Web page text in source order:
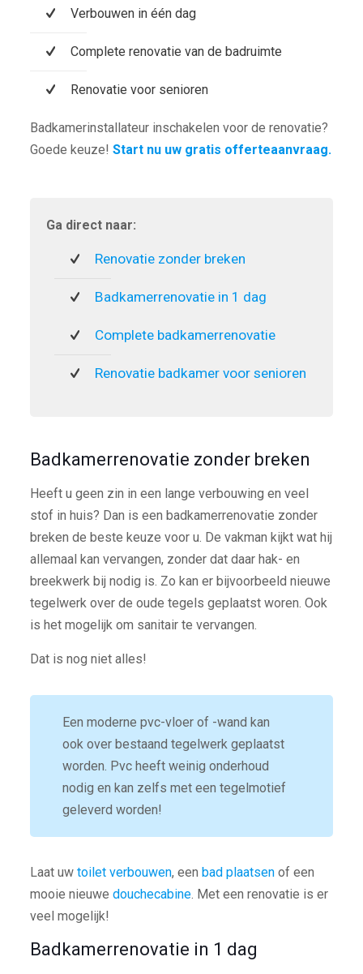
Verbouwen in één dag
Complete renovatie van de badruimte
Renovatie voor senioren
Badkamerinstallateur inschakelen voor de renovatie?
Goede keuze! Start nu uw gratis offerteaanvraag.
Ga direct naar:
Renovatie zonder breken
Badkamerrenovatie in 1 dag
Complete badkamerrenovatie
Renovatie badkamer voor senioren
Badkamerrenovatie zonder breken
Heeft u geen zin in een lange verbouwing en veel
stof in huis? Dan is een badkamerrenovatie zonder
breken de beste keuze voor u. De vakman kijkt wat hij
allemaal kan vervangen, zonder dat daar hak- en
breekwerk bij nodig is. Zo kan er bijvoorbeeld nieuwe
tegelwerk over de oude tegels geplaatst woren. Ook
is het mogelijk om sanitair te vervangen.
Dat is nog niet alles!
Een moderne pvc-vloer of -wand kan
ook over bestaand tegelwerk geplaatst
worden. Pvc heeft weinig onderhoud
nodig en kan zelfs met een tegelmotief
geleverd worden!
Laat uw toilet verbouwen, een bad plaatsenof een
mooie nieuwe douchecabine. Met een renovatie is er
veel mogelijk!
Badkamerrenovatie in 1 dag